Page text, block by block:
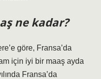
ne kadar?
göre, Fransa’da
için iyi bir maaş ayda
Fransa’da